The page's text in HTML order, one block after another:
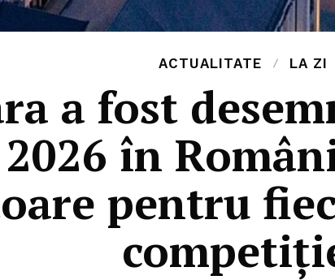
ACTUALITATE LA ZI
a fost
în
pentru